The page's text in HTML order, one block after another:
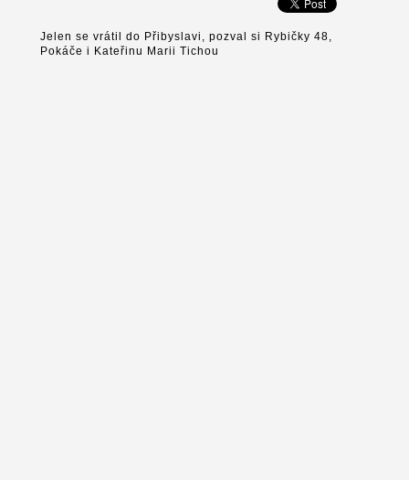
Jelen se vrátil do Přibyslavi, pozval si Rybičky 48,
Pokáče i Kateřinu Marii Tichou